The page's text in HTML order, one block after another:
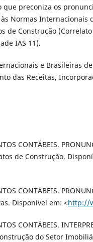
preconiza os
às Normas Internacionais
de Construção
IAS 11).
e Brasileiras
das Receitas,
CONTÁBEIS.
de Construção.
CONTÁBEIS.
Disponível em: <http://
CONTÁBEIS.
do Setor